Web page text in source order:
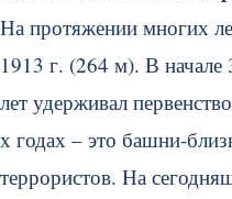
На протяжении многих
1913 г. (264 м). В
лет удерживал
х годах – это башни-
террористов. На